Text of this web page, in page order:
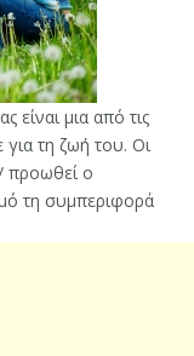
είναι μια από τις
τη ζωή του. Οι
/ προωθεί ο
τη συμπεριφορά